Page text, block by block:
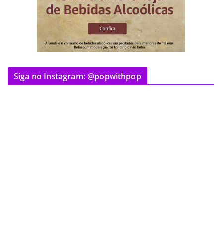
Siga no Instagram: @popwithpop